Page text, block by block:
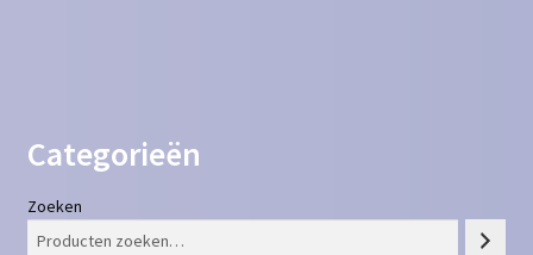
Categorieën
Zoeken